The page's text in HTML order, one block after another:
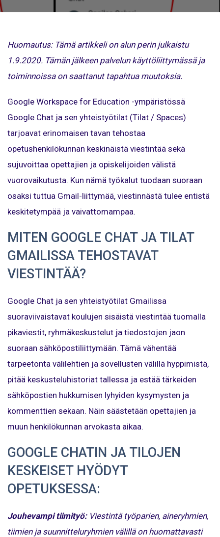
Huomautus: Tämä artikkeli on alun perin julkaistu
1.9.2020. Tämän jälkeen palvelun käyttöliittymässä ja
toiminnoissa on saattanut tapahtua muutoksia.
Google Workspace for Education -ympäristössä
Google Chat ja sen yhteistyötilat (Tilat / Spaces)
tarjoavat erinomaisen tavan tehostaa
opetushenkilökunnan keskinäistä viestintää sekä
sujuvoittaa opettajien ja opiskelijoiden välistä
vuorovaikutusta. Kun nämä työkalut tuodaan suoraan
osaksi tuttua Gmail-liittymää, viestinnästä tulee entistä
keskitetympää ja vaivattomampaa.
MITEN GOOGLE CHAT JA TILAT
GMAILISSA TEHOSTAVAT
VIESTINTÄÄ?
Google Chat ja sen yhteistyötilat Gmailissa
suoraviivaistavat koulujen sisäistä viestintää tuomalla
pikaviestit, ryhmäkeskustelut ja tiedostojen jaon
suoraan sähköpostiliittymään. Tämä vähentää
tarpeetonta välilehtien ja sovellusten välillä hyppimistä,
pitää keskusteluhistoriat tallessa ja estää tärkeiden
sähköpostien hukkumisen lyhyiden kysymysten ja
kommenttien sekaan. Näin säästetään opettajien ja
muun henkilökunnan arvokasta aikaa.
GOOGLE CHATIN JA TILOJEN
KESKEISET HYÖDYT
OPETUKSESSA:
Jouhevampi tiimityö:Viestintä työparien, aineryhmien,
tiimien ja suunnitteluryhmien välillä on huomattavasti